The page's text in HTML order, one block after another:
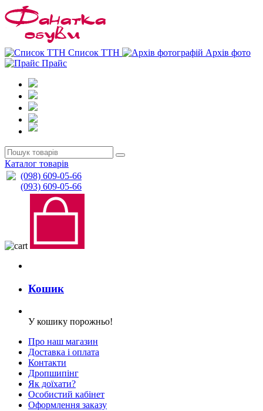
Список ТТН
Архів фото
Прайс
Каталог товарів
(098) 609-05-66
(093) 609-05-66
Кошик
У кошику порожньо!
Про наш магазин
Доставка і оплата
Контакти
Дропшипінг
Як доїхати?
Особистий кабінет
Оформлення заказу